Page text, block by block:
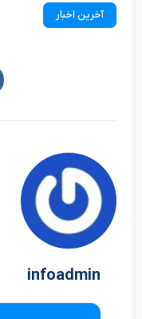
آخرین اخبار
infoadmin